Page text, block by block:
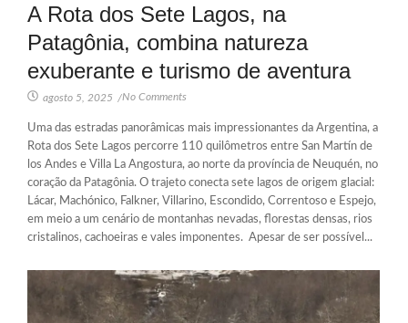
A Rota dos Sete Lagos, na
Patagônia, combina natureza
exuberante e turismo de aventura
agosto 5, 2025 /No Comments
Uma das estradas panorâmicas mais impressionantes da Argentina, a
Rota dos Sete Lagos percorre 110 quilômetros entre San Martín de
los Andes e Villa La Angostura, ao norte da província de Neuquén, no
coração da Patagônia. O trajeto conecta sete lagos de origem glacial:
Lácar, Machónico, Falkner, Villarino, Escondido, Correntoso e Espejo,
em meio a um cenário de montanhas nevadas, florestas densas, rios
cristalinos, cachoeiras e vales imponentes. Apesar de ser possível...